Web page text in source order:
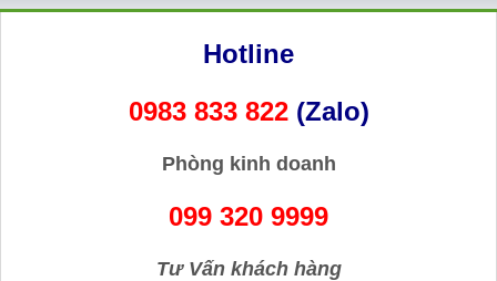
Hotline
0983 833 822 (Zalo)
Phòng kinh doanh
099 320 9999
Tư Vấn khách hàng